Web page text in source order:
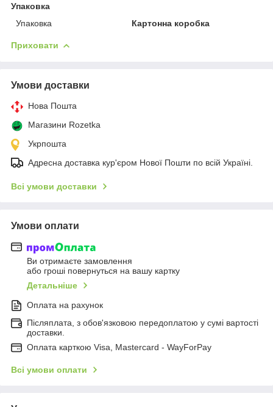
Упаковка
Упаковка
Картонна коробка
Приховати
Умови доставки
Нова Пошта
Магазини Rozetka
Укрпошта
Адресна доставка кур'єром Нової Пошти по всій Україні.
Всі умови доставки
Умови оплати
Ви отримаєте замовлення
або гроші повернуться на вашу картку
Детальніше
Оплата на рахунок
Післяплата, з обов'язковою передоплатою у сумі вартості
доставки.
Оплата карткою Visa, Mastercard - WayForPay
Всі умови оплати